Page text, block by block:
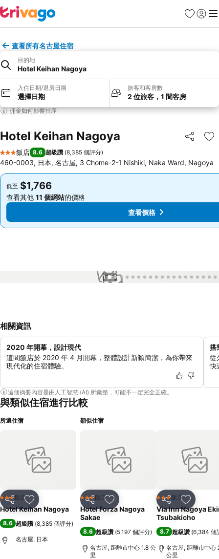
我的最愛
登入 選
查看所有名古屋住宿
目的地
Hotel Keihan Nagoya
入住日期/退房日期
選擇日期
旅客和客房數
2 位旅客，1 間客房
佣金如何影響排序
Hotel Keihan Nagoya 分享
加
3 星級
飯店 8.6 超級讚 (8,385 個評分)
460-0003, 日本, 名古屋, 3 Chome-2-1 Nishiki, Naka Ward, Nagoya
低至 $1,766
查看其他 11 個網站的價格
低至 $1,766
查看其他 11 個網站的價格
查看價格
1 / 51
相關資訊
2020 年開幕，設計現代
這間飯店於 2020 年 4 月開幕，整體設計新穎簡潔，為你帶來
現代化的住宿體驗。
搭
從
快
這個摘要內容是由人工智慧 (AI) 所彙整，可能不一定完全正確。
與類似住宿進行比較
所選住宿
分享 加入我的最愛
3 星級飯店
Hotel Keihan Nagoya
8.6 超級讚 (8,385 個評分)
名古屋, 日本
類似住宿
分享 加入我的最愛
3 星級飯店
Hotel Forza Nagoya
Sakae
8.6 超級讚 (5,197 個評分)
名古屋, 距離市中心 1.8 公
里
分享 加入我的
3 星級飯店
Via Inn Nagoya
Tsubakicho
8.7 超級讚 (6,384 個
名古屋, 距離市中心
公里